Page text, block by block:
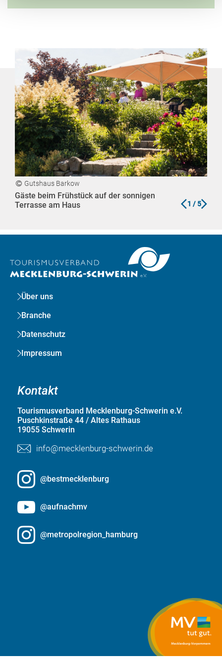
zurückvor
Gutshaus Barkow
Gäste beim Frühstück auf der sonnigen
Terrasse am Haus
1 / 5
Über uns
Branche
Datenschutz
Impressum
Kontakt
Tourismusverband Mecklenburg-Schwerin e.V.
Puschkinstraße 44 / Altes Rathaus
19055 Schwerin
info@mecklenburg-schwerin.de
@bestmecklenburg
@aufnachmv
@metropolregion_hamburg